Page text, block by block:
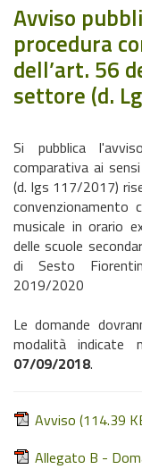
Avviso
procedura
dell’art. 56
settore (d.
Si pubblica
comparativa ai
(d. lgs 117/2017)
musicale in orario
delle scuole
di Sesto
2019/2020
Le domande
modalità indicate
07/09/2018.
Avviso (114.39
Allegato B -